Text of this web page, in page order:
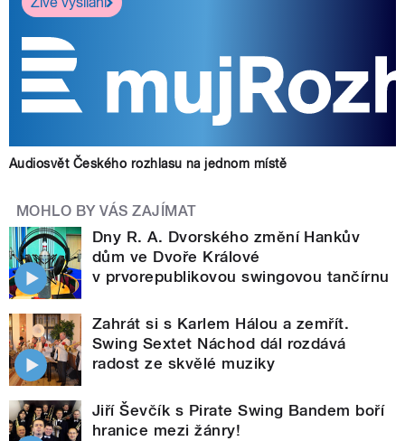
Audiosvět Českého rozhlasu na jednom místě
MOHLO BY VÁS ZAJÍMAT
Dny R. A. Dvorského změní Hankův
dům ve Dvoře Králové
v prvorepublikovou swingovou tančírnu
Zahrát si s Karlem Hálou a zemřít.
Swing Sextet Náchod dál rozdává
radost ze skvělé muziky
Jiří Ševčík s Pirate Swing Bandem boří
hranice mezi žánry!